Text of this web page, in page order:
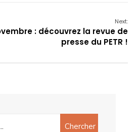
Next:
: découvrez la revue de
presse du PETR !
Chercher